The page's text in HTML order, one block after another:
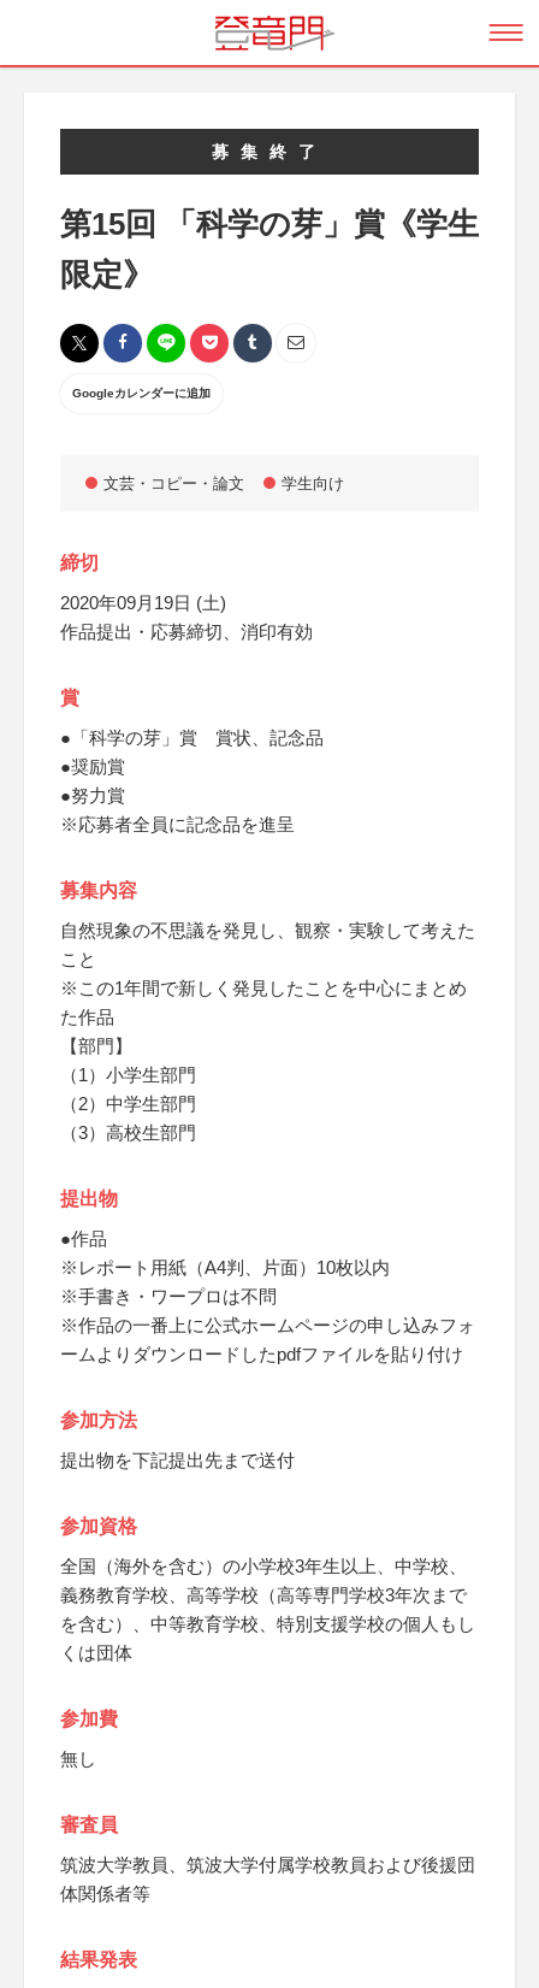
募集終了
第15回 「科学の芽」賞《学生
限定》
Googleカレンダーに追加
文芸・コピー・論文 学生向け
締切
2020年09月19日 (土)
作品提出・応募締切、消印有効
賞
●「科学の芽」賞 賞状、記念品
●奨励賞
●努力賞
※応募者全員に記念品を進呈
募集内容
自然現象の不思議を発見し、観察・実験して考えた
こと
※この1年間で新しく発見したことを中心にまとめ
た作品
【部門】
（1）小学生部門
（2）中学生部門
（3）高校生部門
提出物
●作品
※レポート用紙（A4判、片面）10枚以内
※手書き・ワープロは不問
※作品の一番上に公式ホームページの申し込みフォ
ームよりダウンロードしたpdfファイルを貼り付け
参加方法
提出物を下記提出先まで送付
参加資格
全国（海外を含む）の小学校3年生以上、中学校、
義務教育学校、高等学校（高等専門学校3年次まで
を含む）、中等教育学校、特別支援学校の個人もし
くは団体
参加費
無し
審査員
筑波大学教員、筑波大学付属学校教員および後援団
体関係者等
結果発表